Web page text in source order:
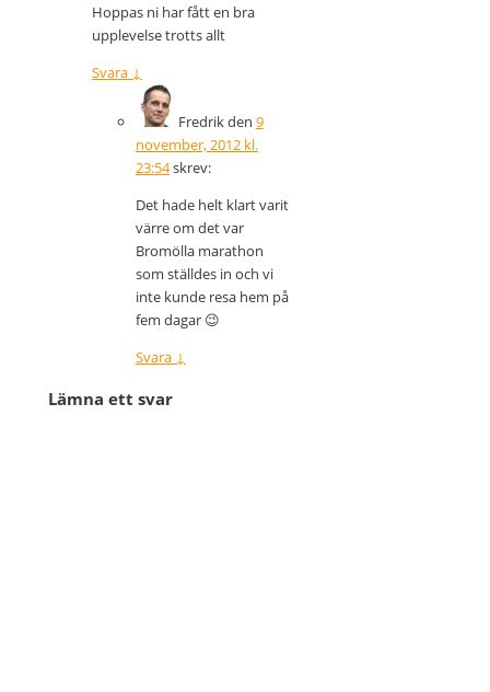
Hoppas ni har fått en bra
upplevelse trotts allt
Svara ↓
Fredrikden 9
november, 2012 kl.
23:54skrev:
Det hade helt klart varit
värre om det var
Bromölla marathon
som ställdes in och vi
inte kunde resa hem på
fem dagar 😉
Svara ↓
Lämna ett svar